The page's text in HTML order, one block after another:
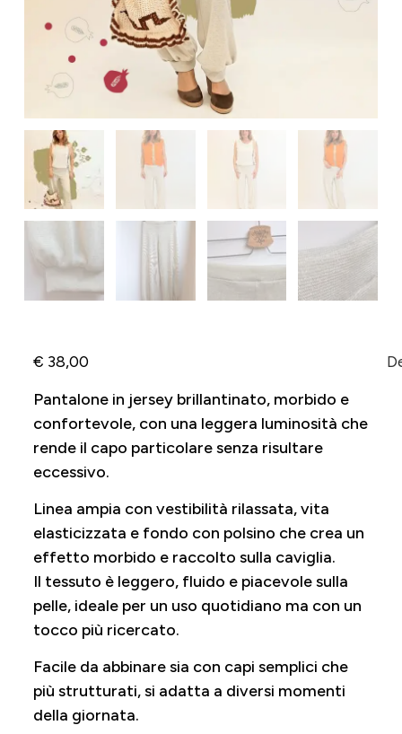
€ 38,00
Pantalone in jersey brillantinato, morbido e
confortevole, con una leggera luminosità che
rende il capo particolare senza risultare
eccessivo.
Linea ampia con vestibilità rilassata, vita
elasticizzata e fondo con polsino che crea un
effetto morbido e raccolto sulla caviglia.
Il tessuto è leggero, fluido e piacevole sulla
pelle, ideale per un uso quotidiano ma con un
tocco più ricercato.
Facile da abbinare sia con capi semplici che
più strutturati, si adatta a diversi momenti
della giornata.